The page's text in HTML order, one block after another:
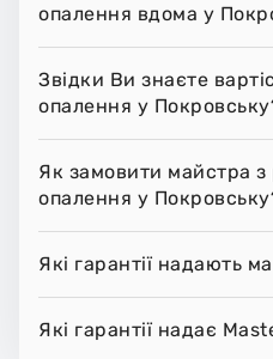
опалення вдома у
Звідки Ви знаєте
опалення у
Як замовити майстра
опалення у
Які гарантії надають
Які гарантії надає